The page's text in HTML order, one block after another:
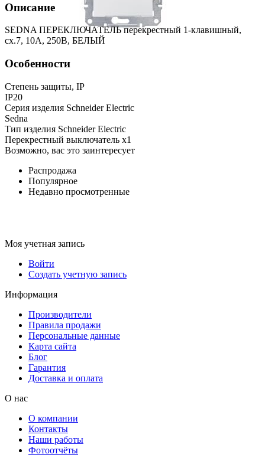
Описание
SEDNA ПЕРЕКЛЮЧАТЕЛЬ перекрестный 1-клавишный,
сх.7, 10А, 250В, БЕЛЫЙ
Особенности
Степень защиты, IP
IP20
Серия изделия Schneider Electric
Sedna
Тип изделия Schneider Electric
Перекрестный выключатель x1
Возможно, вас это заинтересует
Распродажа
Популярное
Недавно просмотренные
Моя учетная запись
Войти
Создать учетную запись
Информация
Производители
Правила продажи
Персональные данные
Карта сайта
Блог
Гарантия
Доставка и оплата
О нас
О компании
Контакты
Наши работы
Фотоотчёты